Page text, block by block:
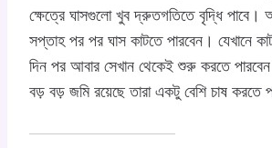
ক্ষেত্রে ঘাসগুলো খুব দ্রুতগতিতে বৃদ্ধি
সপ্তাহ পর পর ঘাস কাটতে পারবেন। যেখানে
দিন পর আবার সেখান থেকেই শুরু করতে
বড় বড় জমি রয়েছে তারা একটু বেশি চাষ করতে